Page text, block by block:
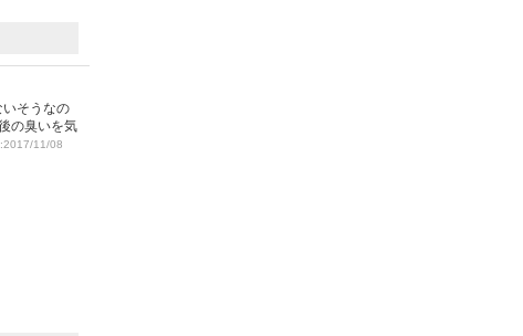
そうなの
の臭いを気
:2017/11/08